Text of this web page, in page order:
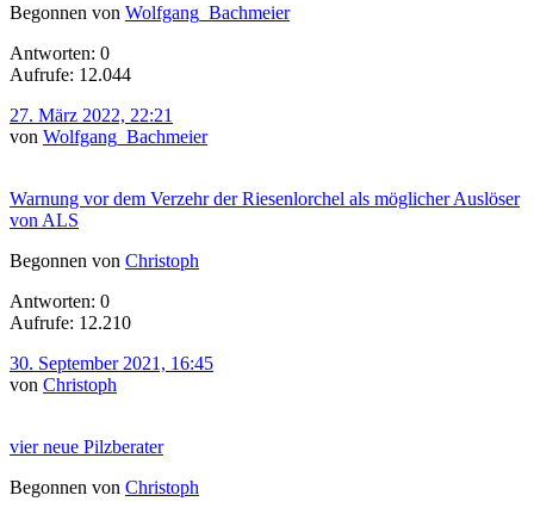
Begonnen von Wolfgang_Bachmeier
Antworten: 0
Aufrufe: 12.044
27. März 2022, 22:21
von Wolfgang_Bachmeier
Warnung vor dem Verzehr der Riesenlorchel als möglicher Auslöser
von ALS
Begonnen von Christoph
Antworten: 0
Aufrufe: 12.210
30. September 2021, 16:45
von Christoph
vier neue Pilzberater
Begonnen von Christoph